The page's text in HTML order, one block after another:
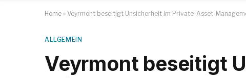
Home » Veyrmont beseitigt Unsicherheit im Private-Asset-
ALLGEMEIN
Veyrmont beseitigt